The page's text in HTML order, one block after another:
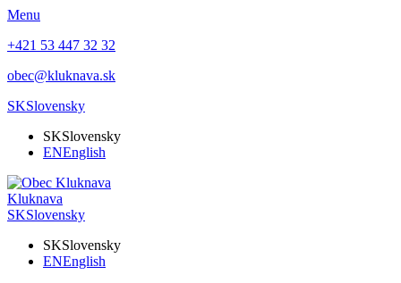
Menu
+421 53 447 32 32
obec@kluknava.sk
SKSlovensky
SKSlovensky
ENEnglish
Kluknava
SKSlovensky
SKSlovensky
ENEnglish